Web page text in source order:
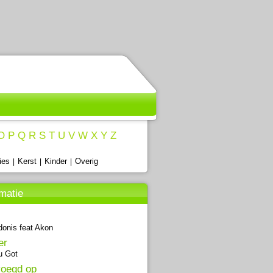
P Q R S T U V W X Y Z
Kerst Kinder| Overig
feat Akon
Got
op